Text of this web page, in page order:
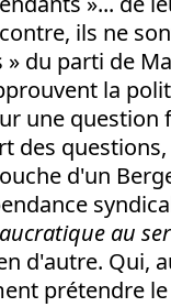
ils ne
du parti de
la
une question
des
d'un
au
d'autre. Qui,
prétendre